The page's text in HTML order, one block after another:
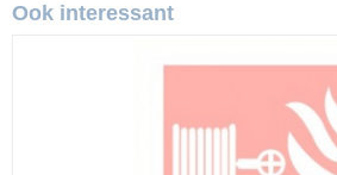
Ook interessant